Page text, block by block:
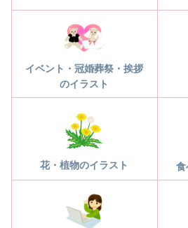
イベント・冠婚葬祭・挨拶
のイラスト
花・植物のイラスト 食